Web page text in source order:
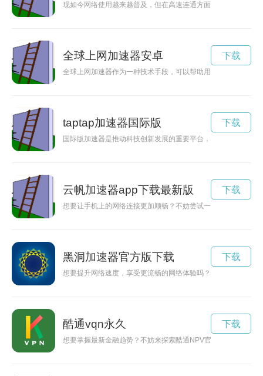
现如今网络使用越来越普及，但在高速连通方面仍存在一定困
全球上网加速器安卓
全球上网加速器作为一种技术手段，可以帮助用户在全球范围
下载
taptap加速器国际版
国际版加速器是推动科技创新发展的重要平台，通过国际合作
下载
云帆加速器app下载最新版
想要让手机上的网络连接更加顺畅？不妨尝试一下云帆加速安
下载
黑洞加速器官方版下载
想要提升网络速度，享受更流畅的网络体验吗？快来黑洞官网
下载
酷通vqn永久
想要掌握最新金融趋势？不妨来探索酷通NPV官网，了解全球
下载